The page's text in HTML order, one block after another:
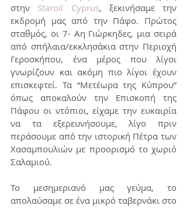
στην Staroil Cyprus, ξεκινήσαμε την
εκδρομή μας από την Πάφο. Πρώτος
σταθμός, οι 7- Αη Γιώρκηδες, μια σειρά
από σπήλαια/εκκλησάκια στην Περιοχή
Γεροσκήπου, ένα μέρος που λίγοι
γνωρίζουν και ακόμη πιο λίγοι έχουν
επισκεφτεί. Τα “Μετέωρα της Κύπρου”
όπως αποκαλούν την Επισκοπή της
Πάφου οι ντόπιοι, είχαμε την ευκαιρία
να τα εξερευνήσουμε, λίγο πριν
περάσουμε από την ιστορική Πέτρα των
Χασαμπουλιών με προορισμό το χωριό
Σαλαμιού.
Το μεσημεριανό μας γεύμα, το
απολαύσαμε σε ένα μικρό ταβερνάκι στο